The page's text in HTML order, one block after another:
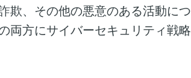
欺、その他の悪意のある活動につ
両方にサイバーセキュリティ戦略